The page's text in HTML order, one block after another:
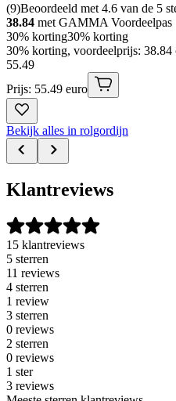
(9)Beoordeeld met 4.6 van de 5
38.84 met GAMMA Voordeelpas
30% korting30% korting
30% korting, voordeelprijs:
55.49
Prijs: 55.49 euro
Bekijk alles in rolgordijn
Klantreviews
15 klantreviews
5 sterren
11 reviews
4 sterren
1 review
3 sterren
0 reviews
2 sterren
0 reviews
1 ster
3 reviews